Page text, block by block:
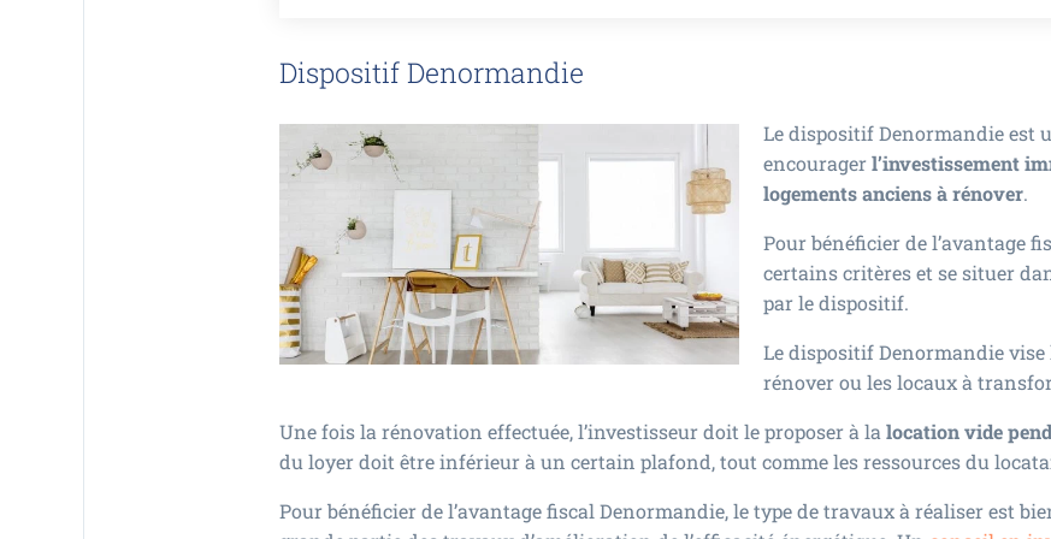
Dispositif Denormandie
Le dispositif Denormandie est
encouragerl’investissement
logements anciens à rénover.
Pour bénéficier de l’avantage
certains critères et se situer
par le dispositif.
Le dispositif Denormandie
rénover ou les locaux à
Une fois la rénovation effectuée, l’investisseur doit le proposer à la location vide
du loyer doit être inférieur à un certain plafond, tout comme les ressources du
Pour bénéficier de l’avantage fiscal Denormandie, le type de travaux à réaliser est